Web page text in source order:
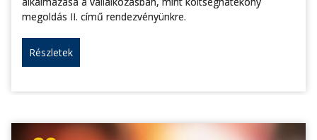
megoldás II. című rendezvényünkre.
Részletek